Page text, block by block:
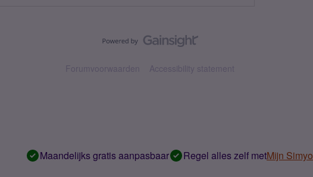
Forumvoorwaarden Accessibility statement
Maandelijks gratis aanpasbaar Regel alles zelf metMijn Simyo